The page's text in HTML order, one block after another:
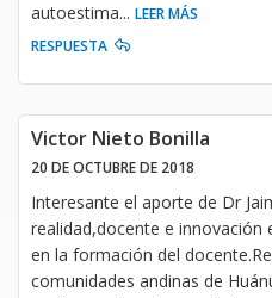
autoestima... LEER MÁS
RESPUESTA
Victor Nieto Bonilla
20 DE OCTUBRE DE 2018
Interesante el aporte de Dr
realidad,docente e innovación
en la formación del
comunidades andinas de